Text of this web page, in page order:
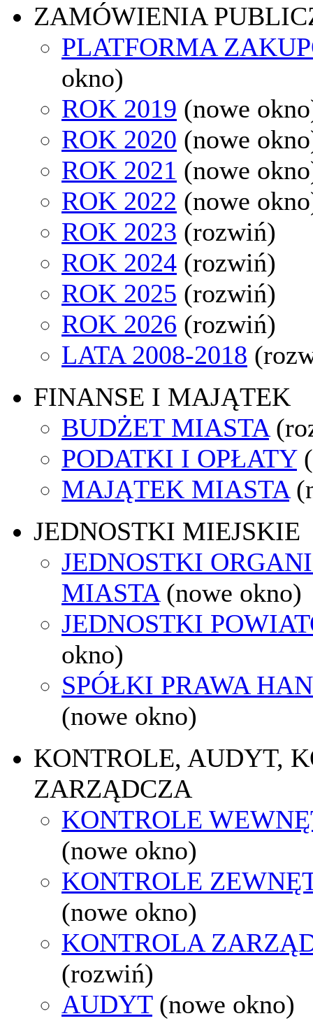
ZAMÓWIENIA
PLATFORMA
okno)
ROK 2019 (nowe
ROK 2020 (nowe
ROK 2021 (nowe
ROK 2022 (nowe
ROK 2023 (rozwiń)
ROK 2024 (rozwiń)
ROK 2025 (rozwiń)
ROK 2026 (rozwiń)
LATA 2008-2018
FINANSE I MAJĄTEK
BUDŻET MIASTA
PODATKI I OPŁATY
MAJĄTEK MIASTA
JEDNOSTKI MIEJSKIE
JEDNOSTKI
MIASTA (nowe okno)
JEDNOSTKI
okno)
SPÓŁKI PRAWA
(nowe okno)
KONTROLE, AUDYT,
ZARZĄDCZA
KONTROLE
(nowe okno)
KONTROLE
(nowe okno)
KONTROLA
(rozwiń)
AUDYT (nowe okno)